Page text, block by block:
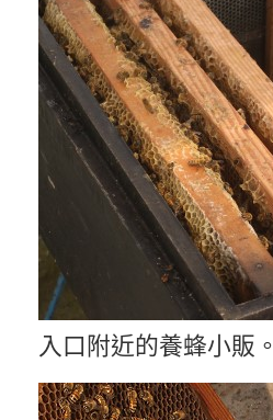
入口附近的養蜂小販。